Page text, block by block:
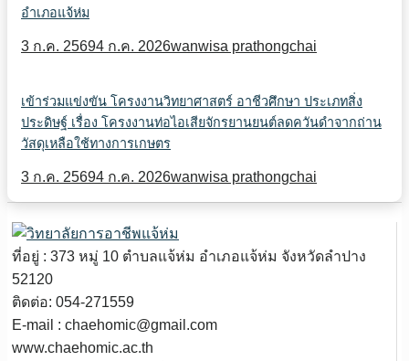
อำเภอแจ้ห่ม
3 ก.ค. 25694 ก.ค. 2026wanwisa prathongchai
เข้าร่วมแข่งขัน โครงงานวิทยาศาสตร์ อาชีวศึกษา ประเภทสิ่ง
ประดิษฐ์ เรื่อง โครงงานท่อไอเสียจักรยานยนต์ลดควันดำจากถ่าน
วัสดุเหลือใช้ทางการเกษตร
3 ก.ค. 25694 ก.ค. 2026wanwisa prathongchai
ที่อยู่ : 373 หมู่ 10 ตำบลแจ้ห่ม อำเภอแจ้ห่ม จังหวัดลำปาง
52120
ติดต่อ: 054-271559
E-mail : chaehomic@gmail.com
www.chaehomic.ac.th